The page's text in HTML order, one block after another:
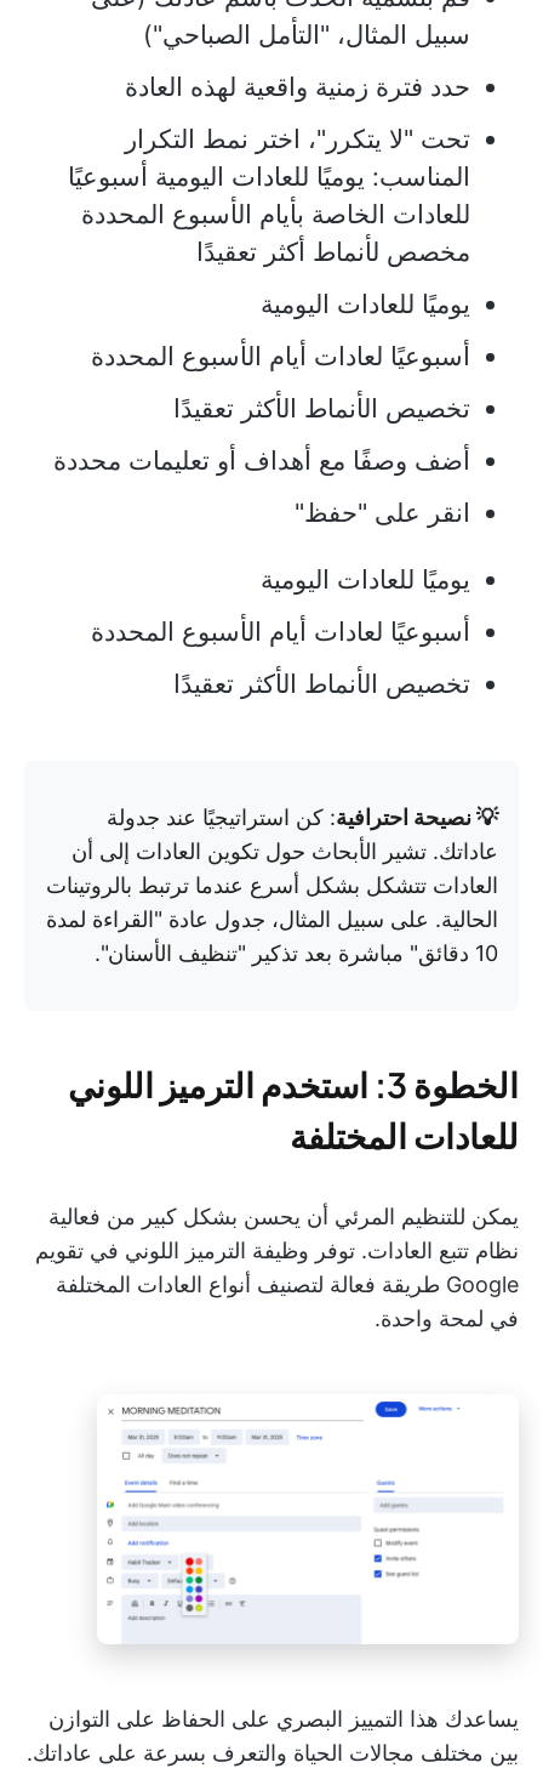
سبيل المثال، "التأمل الصباحي")
حدد فترة زمنية واقعية لهذه العادة
تحت "لا يتكرر"، اختر نمط التكرار
المناسب: يوميًا للعادات اليومية أسبوعيًا
للعادات الخاصة بأيام الأسبوع المحددة
مخصص لأنماط أكثر تعقيدًا
يوميًا للعادات اليومية
أسبوعيًا لعادات أيام الأسبوع المحددة
تخصيص الأنماط الأكثر تعقيدًا
أضف وصفًا مع أهداف أو تعليمات محددة
انقر على "حفظ"
يوميًا للعادات اليومية
أسبوعيًا لعادات أيام الأسبوع المحددة
تخصيص الأنماط الأكثر تعقيدًا
💡 نصيحة احترافية: كن استراتيجيًا عند جدولة
عاداتك. تشير الأبحاث حول تكوين العادات إلى أن
العادات تتشكل بشكل أسرع عندما ترتبط بالروتينات
الحالية. على سبيل المثال، جدول عادة "القراءة لمدة
10 دقائق" مباشرة بعد تذكير "تنظيف الأسنان".
الخطوة 3: استخدم الترميز اللوني
للعادات المختلفة
يمكن للتنظيم المرئي أن يحسن بشكل كبير من فعالية
نظام تتبع العادات. توفر وظيفة الترميز اللوني في تقويم
Google طريقة فعالة لتصنيف أنواع العادات المختلفة
في لمحة واحدة.
يساعدك هذا التمييز البصري على الحفاظ على التوازن
بين مختلف مجالات الحياة والتعرف بسرعة على عاداتك.